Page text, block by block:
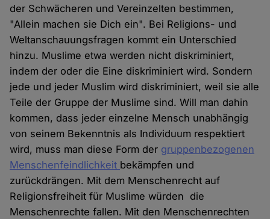
der Schwächeren und Vereinzelten bestimmen,
"Allein machen sie Dich ein". Bei Religions- und
Weltanschauungsfragen kommt ein Unterschied
hinzu. Muslime etwa werden nicht diskriminiert,
indem der oder die Eine diskriminiert wird. Sondern
jede und jeder Muslim wird diskriminiert, weil sie alle
Teile der Gruppe der Muslime sind. Will man dahin
kommen, dass jeder einzelne Mensch unabhängig
von seinem Bekenntnis als Individuum respektiert
wird, muss man diese Form der gruppenbezogenen
Menschenfeindlichkeit bekämpfen und
zurückdrängen. Mit dem Menschenrecht auf
Religionsfreiheit für Muslime würden die
Menschenrechte fallen. Mit den Menschenrechten